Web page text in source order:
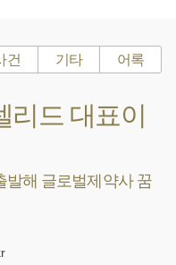
건 기타 어록
리드 대표이
발해 글로벌제약사 꿈